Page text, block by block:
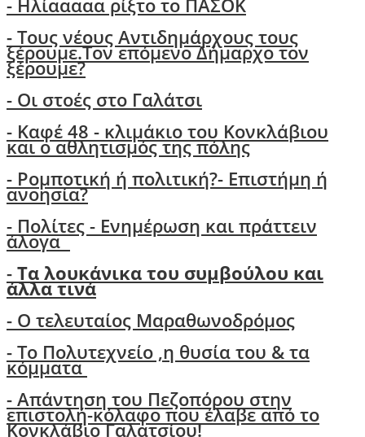
- Ηλίααααα ρίξτο το ΠΑΣΟΚ
-Τους νέους Αντιδημάρχους τους
ξέρουμε.Τον επόμενο Δήμαρχο τον
ξέρουμε?
- Οι στοές στο Γαλάτσι
- Καφέ 48 - κλιμάκιο του Κονκλάβιου
και ο αθλητισμός της πόλης
- Ρομποτική ή πολιτική?- Επιστήμη ή
ανοησία?
- Πολίτες - Ενημέρωση και πράττειν
άλογα
-Τα λουκάνικα του συμβούλου και
άλλα τινά
- Ο τελευταίος Μαραθωνοδρόμος
- Το Πολυτεχνείο ,η θυσία του & τα
κόμματα
- Απάντηση του Πεζοπόρου στην
επιστολή-κόλαφο που έλαβε από το
Κονκλάβιο Γαλατσίου!